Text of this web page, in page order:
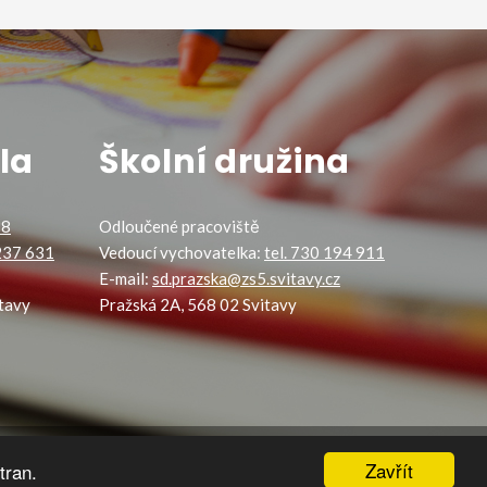
Zavřít
631
Školní družina
Odloučené pracoviště
Vedoucí vychovatelka: tel. 730 194 911
E-mail: sd.prazska@zs5.svitavy.cz
Pražská 2A, 568 02 Svitavy